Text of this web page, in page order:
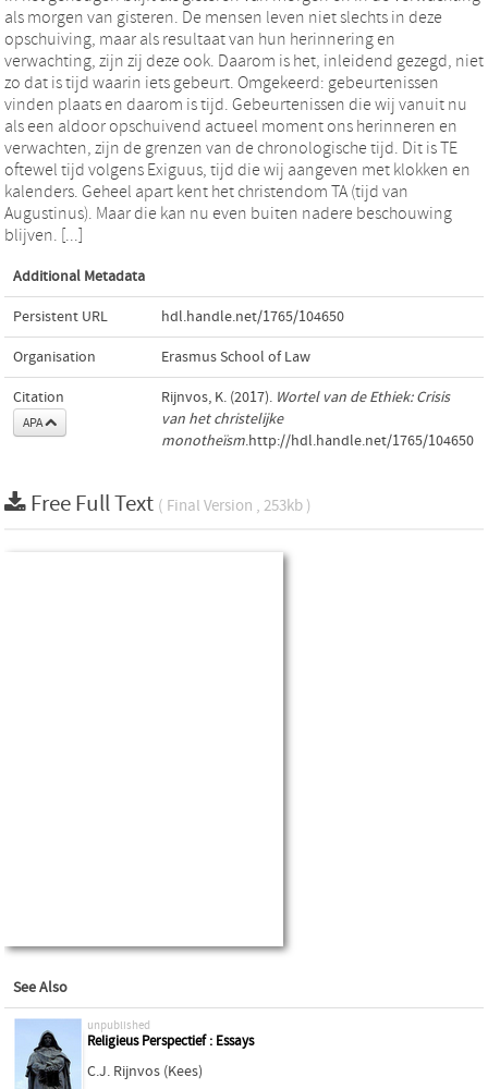
als morgen van gisteren. De mensen leven niet slechts in deze
opschuiving, maar als resultaat van hun herinnering en
verwachting, zijn zij deze ook. Daarom is het, inleidend gezegd, niet
zo dat is tijd waarin iets gebeurt. Omgekeerd: gebeurtenissen
vinden plaats en daarom is tijd. Gebeurtenissen die wij vanuit nu
als een aldoor opschuivend actueel moment ons herinneren en
verwachten, zijn de grenzen van de chronologische tijd. Dit is TE
oftewel tijd volgens Exiguus, tijd die wij aangeven met klokken en
kalenders. Geheel apart kent het christendom TA (tijd van
Augustinus). Maar die kan nu even buiten nadere beschouwing
blijven. [...]
Additional Metadata
Persistent URL hdl.handle.net/1765/104650
Organisation Erasmus School of Law
Citation
APA
Rijnvos, K. (2017). Wortel van de Ethiek: Crisis
van het christelijke
monotheïsm.http://hdl.handle.net/1765/104650
Free Full Text ( Final Version , 253kb )
See Also
unpublished
Religieus Perspectief : Essays
C.J. Rijnvos (Kees)